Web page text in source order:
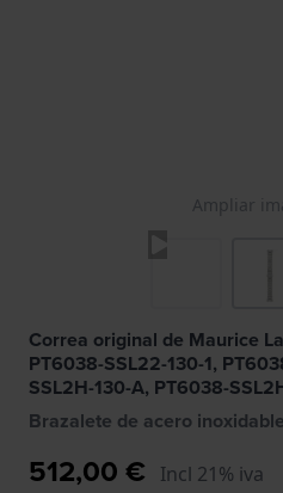
Ampliar
Correa original de Maurice
PT6038-SSL22-130-1,
SSL2H-130-A, PT6038-
Brazalete de acero inoxidable
512,00 € Incl 21% iva